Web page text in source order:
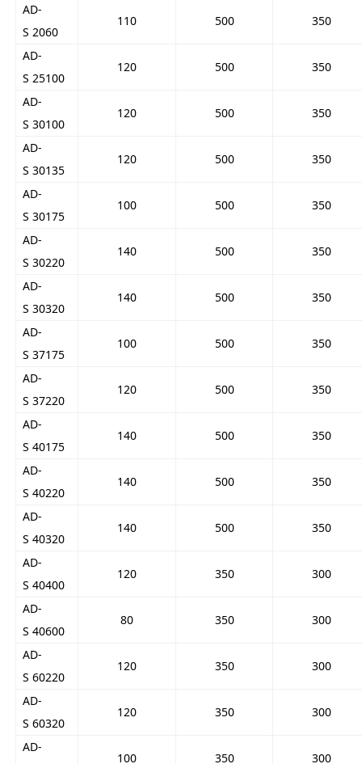
AD-
S 2060
110 500 350
AD-
S 25100
120 500 350
AD-
S 30100
120 500 350
AD-
S 30135
120 500 350
AD-
S 30175
100 500 350
AD-
S 30220
140 500 350
AD-
S 30320
140 500 350
AD-
S 37175
100 500 350
AD-
S 37220
120 500 350
AD-
S 40175
140 500 350
AD-
S 40220
140 500 350
AD-
S 40320
140 500 350
AD-
S 40400
120 350 300
AD-
S 40600
80 350 300
AD-
S 60220
120 350 300
AD-
S 60320
120 350 300
AD-
100 350 300